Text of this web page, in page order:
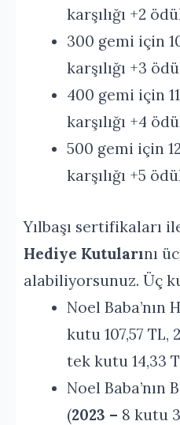
karşılığı +2
300 gemi için
karşılığı +3
400 gemi için
karşılığı +4
500 gemi için
karşılığı +5
Yılbaşı sertifikaları
Hediye Kutularını
alabiliyorsunuz. Üç
Noel Baba’nın
kutu 107,57 TL,
tek kutu 14,33
Noel Baba’nın
(2023 – 8 kutu